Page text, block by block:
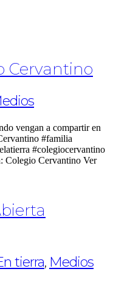
Cervantino
vengan a compartir en
#familia
#colegiocervantino
Colegio Cervantino Ver
tierra, Medios